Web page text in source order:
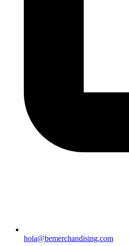
hola@bemerchandising.com